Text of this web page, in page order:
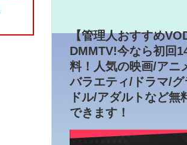
【管理人おすすめ
DMMTV!今なら初回
料！人気の映画/アニ
バラエティ/ドラマ/グ
ドル/アダルトなど無
できます！